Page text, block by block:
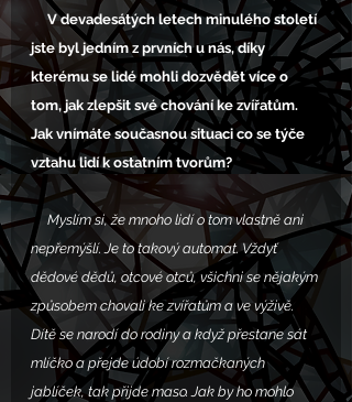
     V devadesátých letech minulého století
jste byl jedním z prvních u nás, díky
kterému se lidé mohli dozvědět více o
tom, jak zlepšit své chování ke zvířatům.
Jak vnímáte současnou situaci co se týče
vztahu lidí k ostatním tvorům?
     Myslím si, že mnoho lidí o tom vlastně ani
nepřemýšlí. Je to takový automat. Vždyť
dědové dědů, otcové otců, všichni se nějakým
způsobem chovali ke zvířatům a ve výživě.
Dítě se narodí do rodiny a když přestane sát
mlíčko a přejde údobí rozmačkaných
jablíček, tak přijde maso. Jak by ho mohlo